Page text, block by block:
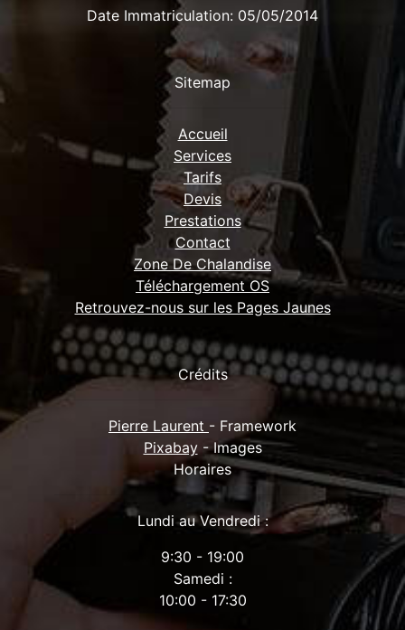
Date Immatriculation: 05/05/2014
Sitemap
Accueil
Services
Tarifs
Devis
Prestations
Contact
Zone De Chalandise
Téléchargement OS
Retrouvez-nous sur les Pages Jaunes
Crédits
Pierre Laurent - Framework
Pixabay- Images
Horaires
Lundi au Vendredi :
9:30 - 19:00
Samedi :
10:00 - 17:30